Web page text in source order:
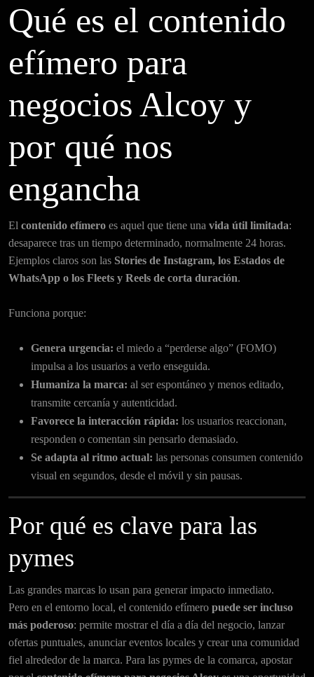
Qué es el contenido
efímero para
negocios Alcoy y
por qué nos
engancha
El contenido efímero es aquel que tiene una vida útil limitada:
desaparece tras un tiempo determinado, normalmente 24 horas.
Ejemplos claros son las Stories de Instagram, los Estados de
WhatsApp o los Fleets y Reels de corta duración.
Funciona porque:
Genera urgencia: el miedo a “perderse algo” (FOMO)
impulsa a los usuarios a verlo enseguida.
Humaniza la marca: al ser espontáneo y menos editado,
transmite cercanía y autenticidad.
Favorece la interacción rápida: los usuarios reaccionan,
responden o comentan sin pensarlo demasiado.
Se adapta al ritmo actual: las personas consumen contenido
visual en segundos, desde el móvil y sin pausas.
Por qué es clave para las
pymes
Las grandes marcas lo usan para generar impacto inmediato.
Pero en el entorno local, el contenido efímero puede ser incluso
más poderoso: permite mostrar el día a día del negocio, lanzar
ofertas puntuales, anunciar eventos locales y crear una comunidad
fiel alrededor de la marca. Para las pymes de la comarca, apostar